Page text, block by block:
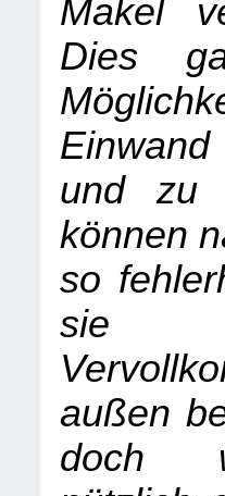
Makel
Dies
und zu
können
so
sie
außen
doch